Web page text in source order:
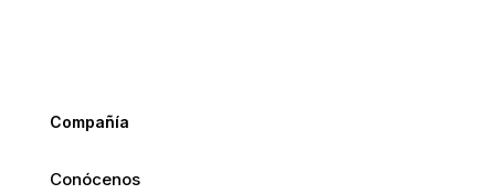
Compañía
Conócenos